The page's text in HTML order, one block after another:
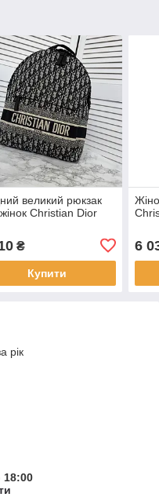
великий рюкзак
Christian Dior
₴
Купити
6
рік
18:00